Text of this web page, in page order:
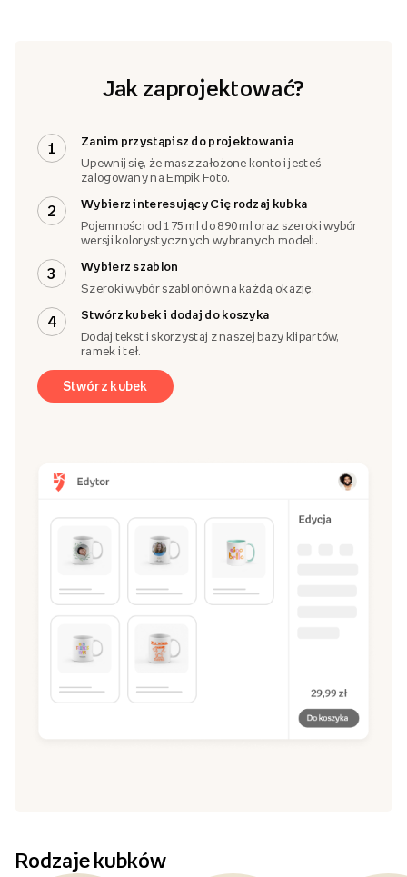
Jak zaprojektować?
1
Zanim przystąpisz do projektowania
Upewnij się, że masz założone konto i jesteś
zalogowany na Empik Foto.
2
Wybierz interesujący Cię rodzaj kubka
Pojemności od 175 ml do 890 ml oraz szeroki wybór
wersji kolorystycznych wybranych modeli.
3
Wybierz szablon
Szeroki wybór szablonów na każdą okazję.
4
Stwórz kubek i dodaj do koszyka
Dodaj tekst i skorzystaj z naszej bazy klipartów,
ramek i teł.
Stwórz kubek
Rodzaje kubków